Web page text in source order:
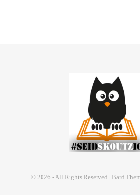
© 2026 - All Rights Reserved | Bard